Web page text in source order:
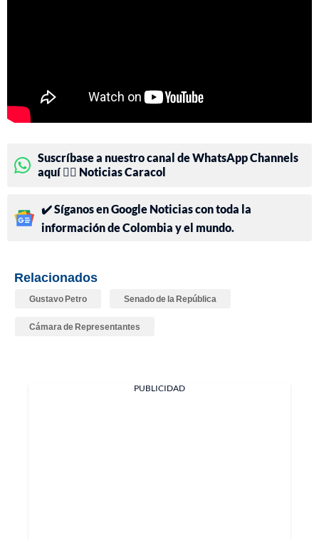
Suscríbase a nuestro canal de WhatsApp Channels
aquí 👉🏻 Noticias Caracol
✔️ Síganos en Google Noticias con toda la
información de Colombia y el mundo.
Relacionados
Gustavo Petro Senado de la República
Cámara de Representantes
PUBLICIDAD